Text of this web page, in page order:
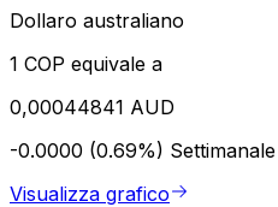
Dollaro australiano
1 COP equivale a
0,00044841 AUD
-0.0000 (0.69%) Settimanale
Visualizza grafico